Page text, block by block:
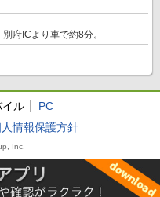
府ICより車で約8分。
イル
PC
情報保護方針
Inc.